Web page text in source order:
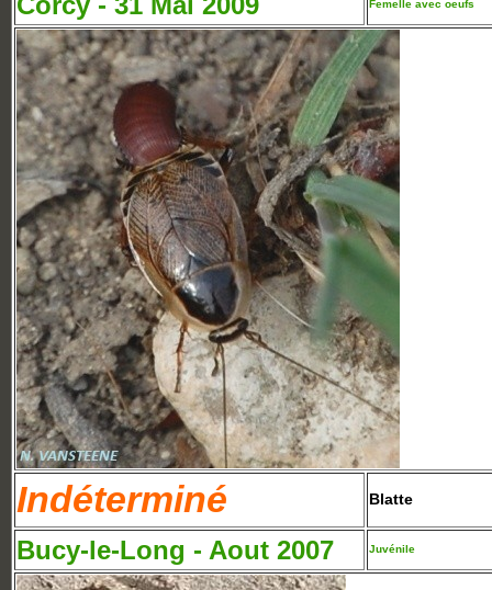
Femelle avec oeufs
Indéterminé Blatte
Bucy-le-Long - Aout 2007 Juvénile